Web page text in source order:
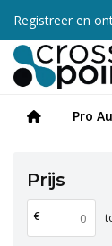
Registreer en
Pro
Prijs
€